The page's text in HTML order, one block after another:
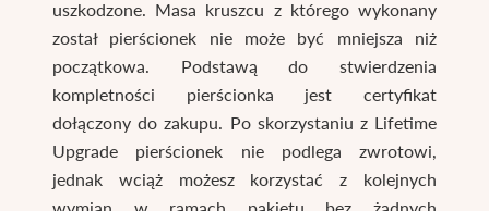
uszkodzone. Masa kruszcu z którego wykonany
został pierścionek nie może być mniejsza niż
początkowa. Podstawą do stwierdzenia
kompletności pierścionka jest certyfikat
dołączony do zakupu. Po skorzystaniu z Lifetime
Upgrade pierścionek nie podlega zwrotowi,
jednak wciąż możesz korzystać z kolejnych